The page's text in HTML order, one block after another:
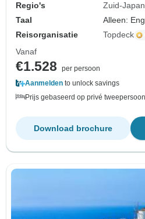
Regio's
Zuid-Japan
Taal
Alleen:
Reisorganisatie
Topdeck
Vanaf
€1.528
per persoon
Aanmelden to unlock savings
Prijs gebaseerd op privé
Download brochure